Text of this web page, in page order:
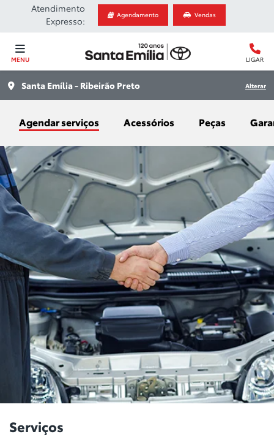
Atendimento
Expresso:
Agendamento Vendas
MENU LIGAR
Santa Emília - Ribeirão Preto Alterar
Agendar serviços Acessórios Peças
Serviços